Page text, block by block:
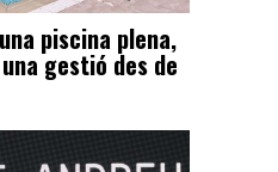
piscina plena,
gestió des de